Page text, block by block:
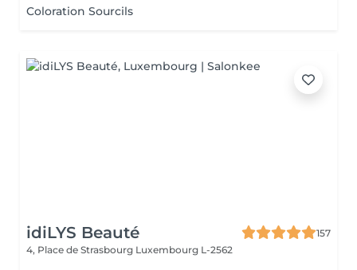
Coloration Sourcils
idiLYS Beauté
157
4, Place de Strasbourg Luxembourg L-2562